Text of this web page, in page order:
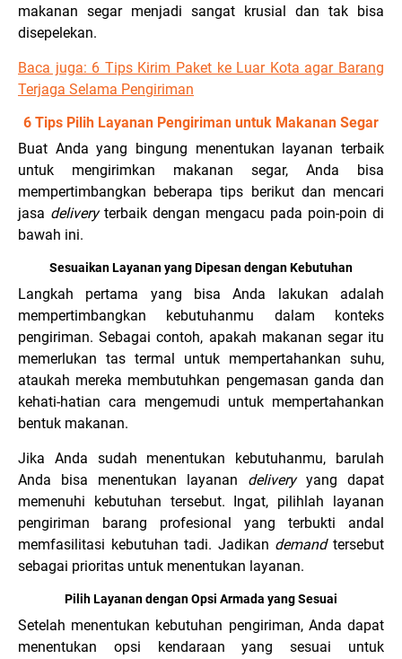
makanan segar menjadi sangat krusial dan tak bisa
disepelekan.
Baca juga: 6 Tips Kirim Paket ke Luar Kota agar Barang
Terjaga Selama Pengiriman
6 Tips Pilih Layanan Pengiriman untuk Makanan Segar
Buat Anda yang bingung menentukan layanan terbaik
untuk mengirimkan makanan segar, Anda bisa
mempertimbangkan beberapa tips berikut dan mencari
jasa delivery terbaik dengan mengacu pada poin-poin di
bawah ini.
Sesuaikan Layanan yang Dipesan dengan Kebutuhan
Langkah pertama yang bisa Anda lakukan adalah
mempertimbangkan kebutuhanmu dalam konteks
pengiriman. Sebagai contoh, apakah makanan segar itu
memerlukan tas termal untuk mempertahankan suhu,
ataukah mereka membutuhkan pengemasan ganda dan
kehati-hatian cara mengemudi untuk mempertahankan
bentuk makanan.
Jika Anda sudah menentukan kebutuhanmu, barulah
Anda bisa menentukan layanan delivery yang dapat
memenuhi kebutuhan tersebut. Ingat, pilihlah layanan
pengiriman barang profesional yang terbukti andal
memfasilitasi kebutuhan tadi. Jadikan demandtersebut
sebagai prioritas untuk menentukan layanan.
Pilih Layanan dengan Opsi Armada yang Sesuai
Setelah menentukan kebutuhan pengiriman, Anda dapat
menentukan opsi kendaraan yang sesuai untuk